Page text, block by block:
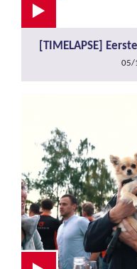
[TIMELAPSE]
05/